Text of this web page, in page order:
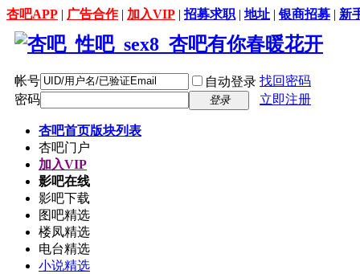
杏吧APP | 广告合作| 加入VIP | 招募求职 | 地址 |银商招募 | 新
帐号 自动登录 找回密码
密码
登录 立即注册
杏吧首页版块列表
杏吧门户
加入VIP
影吧在线
影吧下载
图吧精选
楼凤精选
电台精选
小说精选